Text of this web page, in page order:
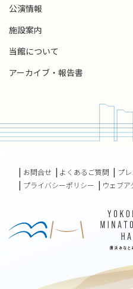
公演情報
施設案内
当館について
アーカイブ・報告書
お問合せ よくあるご質問 プ
プライバシーポリシー
ウェブア